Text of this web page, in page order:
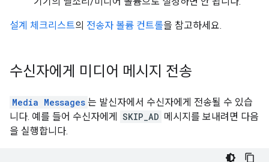
설계 체크리스트의 전송자 볼륨 컨트롤을 참고하세요.
수신자에게 미디어 메시지 전송
Media Messages 는 발신자에서 수신자에게 전송될 수 있습
니다. 예를 들어 수신자에게
SKIP_AD 메시지를 보내려면 다음
을 실행합니다.